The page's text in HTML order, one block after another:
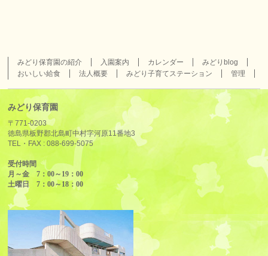
みどり保育園の紹介 入園案内 カレンダー
みどりblog
おいしい給食
法人概要 みどり子育てステーション 管理
みどり保育園
〒771-0203
徳島県板野郡北島町中村字河原11番地3
TEL・FAX :088-699-5075
受付時間
月～金 7：00～19：00
土曜日 7：00～18：00